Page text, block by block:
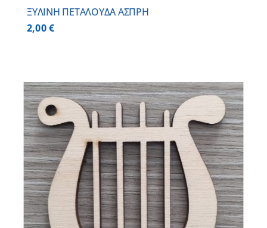
ΞΥΛΙΝΗ ΠΕΤΑΛΟΥΔΑ ΑΣΠΡΗ
2,00€